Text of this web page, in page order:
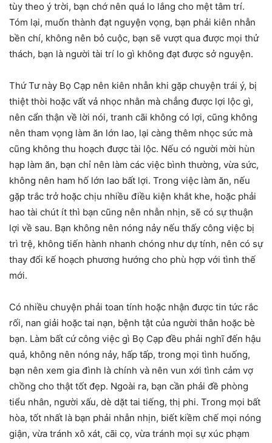
tùy theo ý trời, bạn chớ nên quá lo lắng cho mệt tâm trí.
Tóm lại, muốn thành đạt nguyện vọng, bạn phải kiên nhẫn
bền chí, không nên bỏ cuộc, bạn sẽ vượt qua được mọi thử
thách, bạn là người tài trí lo gì không đạt được sở nguyện.
Thứ Tư này Bọ Cạp nên kiên nhẫn khi gặp chuyện trái ý, bị
thiệt thòi hoặc vất vả nhọc nhằn mà chẳng được lợi lộc gì,
nên cẩn thận về lời nói, tranh cãi không có lợi, cũng không
nên tham vọng làm ăn lớn lao, lại càng thêm nhọc sức mà
cũng không thu hoạch được tài lộc. Nếu có người mời hùn
hạp làm ăn, bạn chỉ nên làm các việc bình thường, vừa sức,
không nên ham hố lớn lao bất lợi. Trong việc làm ăn, nếu
gặp trắc trở hoặc chịu nhiều điều kiện khắt khe, hoặc phải
hao tài chút ít thì bạn cũng nên nhẫn nhịn, sẽ có sự thuận
lợi về sau. Bạn không nên nóng nảy nếu thấy công việc bị
trì trệ, không tiến hành nhanh chóng như dự tính, nên có sự
thay đổi kế hoạch phương hướng cho phù hợp với tình thế
mới.
Có nhiều chuyện phải toan tính hoặc nhận được tin tức rắc
rối, nan giải hoặc tai nạn, bệnh tật của người thân hoặc bè
bạn. Làm bất cứ công việc gì Bọ Cạp đều phải nghĩ đến hậu
quả, không nên nóng nảy, hấp tấp, trong mọi tình huống,
bạn nên xem gia đình là chính và nên vun xới tình cảm vợ
chồng cho thật tốt đẹp. Ngoài ra, bạn cần phải đề phòng
tiểu nhân, người xấu, dè dặt tai tiếng, thị phi. Trong mọi bất
hòa, tốt nhất là bạn phải nhẫn nhịn, biết kiềm chế mọi nóng
giận, vừa tránh xô xát, cãi cọ, vừa tránh mọi sự xúc phạm